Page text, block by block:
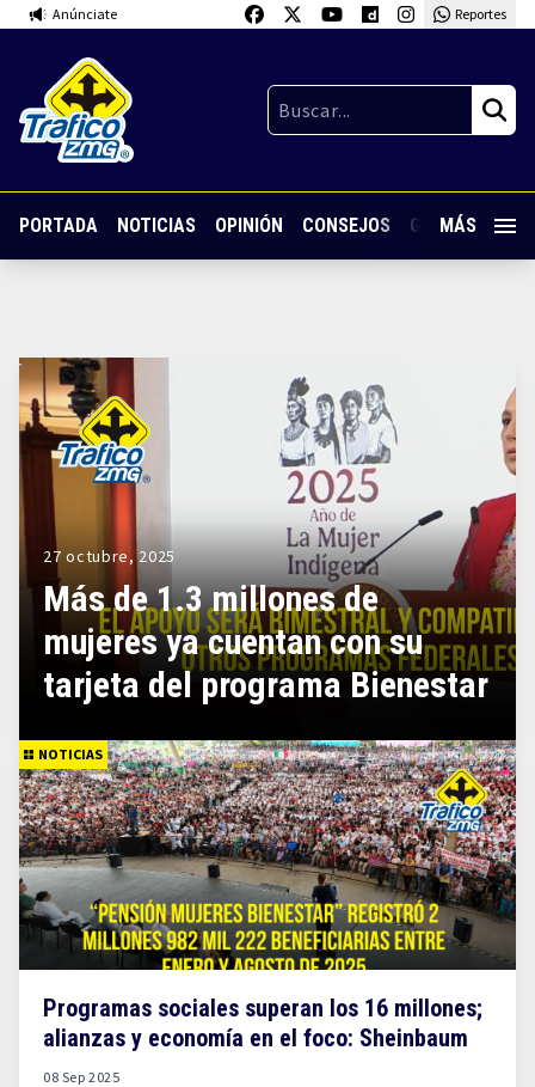
Anúnciate Reportes
PORTADA NOTICIAS OPINIÓN CONSEJOS GUARDIA
MÁS
27 octubre, 2025
Más de 1.3 millones de
mujeres ya cuentan con su
tarjeta del programa Bienestar
NOTICIAS
Programas sociales superan los 16 millones;
alianzas y economía en el foco: Sheinbaum
08 Sep 2025